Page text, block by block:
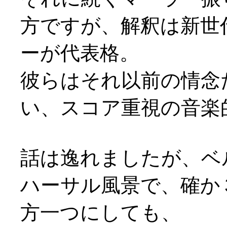
方ですが、解釈は新
ーが代表格。
彼らはそれ以前の情
い、スコア重視の音
話は逸れましたが、
ハーサル風景で、確
方一つにしても、